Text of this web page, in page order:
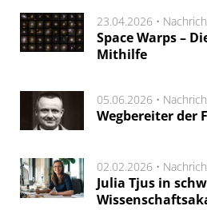
23.04.2026 •
Space Warps –
Mithilfe
05.06.2026 •
Wegbereiter der
02.02.2026 •
Julia Tjus in